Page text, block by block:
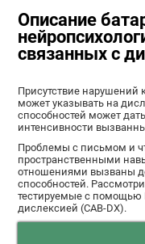
Описание
связанных с
Присутствие нарушений
может указывать на
способностей может
интенсивности
Проблемы с письмом и
пространственными
отношениями вызваны
способностей.
тестируемые с помощью
дислексией (CAB-DX).